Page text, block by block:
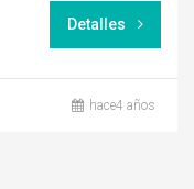
Detalles
hace4 años